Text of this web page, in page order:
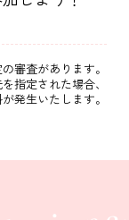
審査があります。
指定された場合、
発生いたします。